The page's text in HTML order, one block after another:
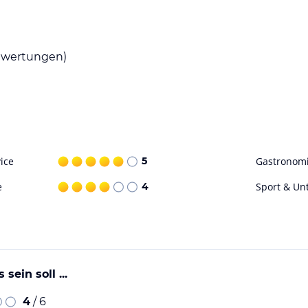
verschiedene Freizeitmöglichkeiten. Im
Sie kostenlos zu den Pisten von Folgarida,
um Ihre Ausrüstung sicher
und die Umgebung auf zwei Rädern zu
Gewähr. Bitte lies vor der Buchung die
5
4 Sport &
sein soll ...
4 / 6